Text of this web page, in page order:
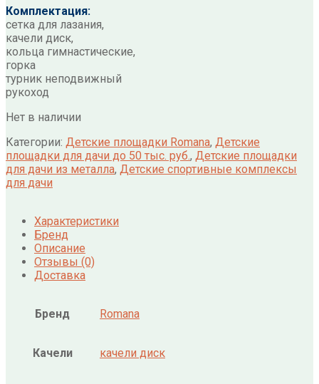
Комплектация:
сетка для лазания,
качели диск,
кольца гимнастические,
горка
турник неподвижный
рукоход
Нет в наличии
Категории: Детские площадки Romana, Детские
площадки для дачи до 50 тыс. руб., Детские площадки
для дачи из металла, Детские спортивные комплексы
для дачи
Характеристики
Бренд
Описание
Отзывы (0)
Доставка
Бренд Romana
Качели качели диск